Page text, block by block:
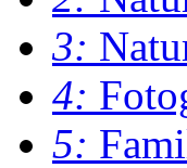
3:
4:
5: